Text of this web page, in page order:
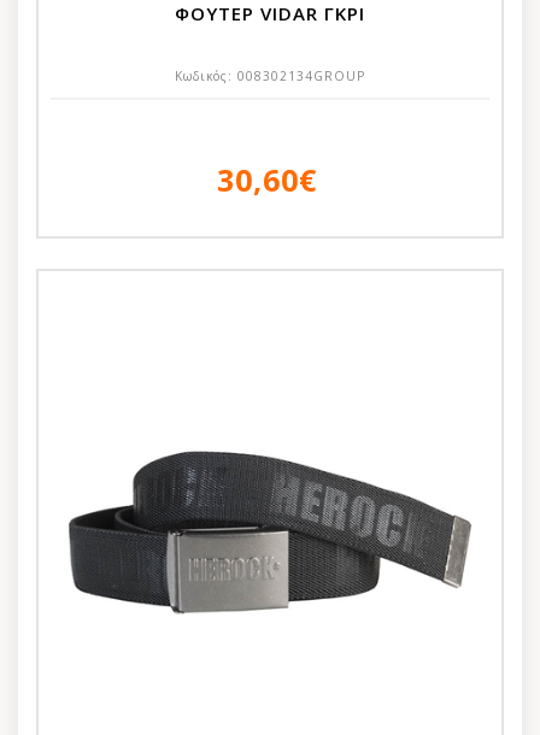
ΦΟΥΤΕΡ VIDAR ΓΚΡΙ
Κωδικός: 008302134GROUP
30,60€